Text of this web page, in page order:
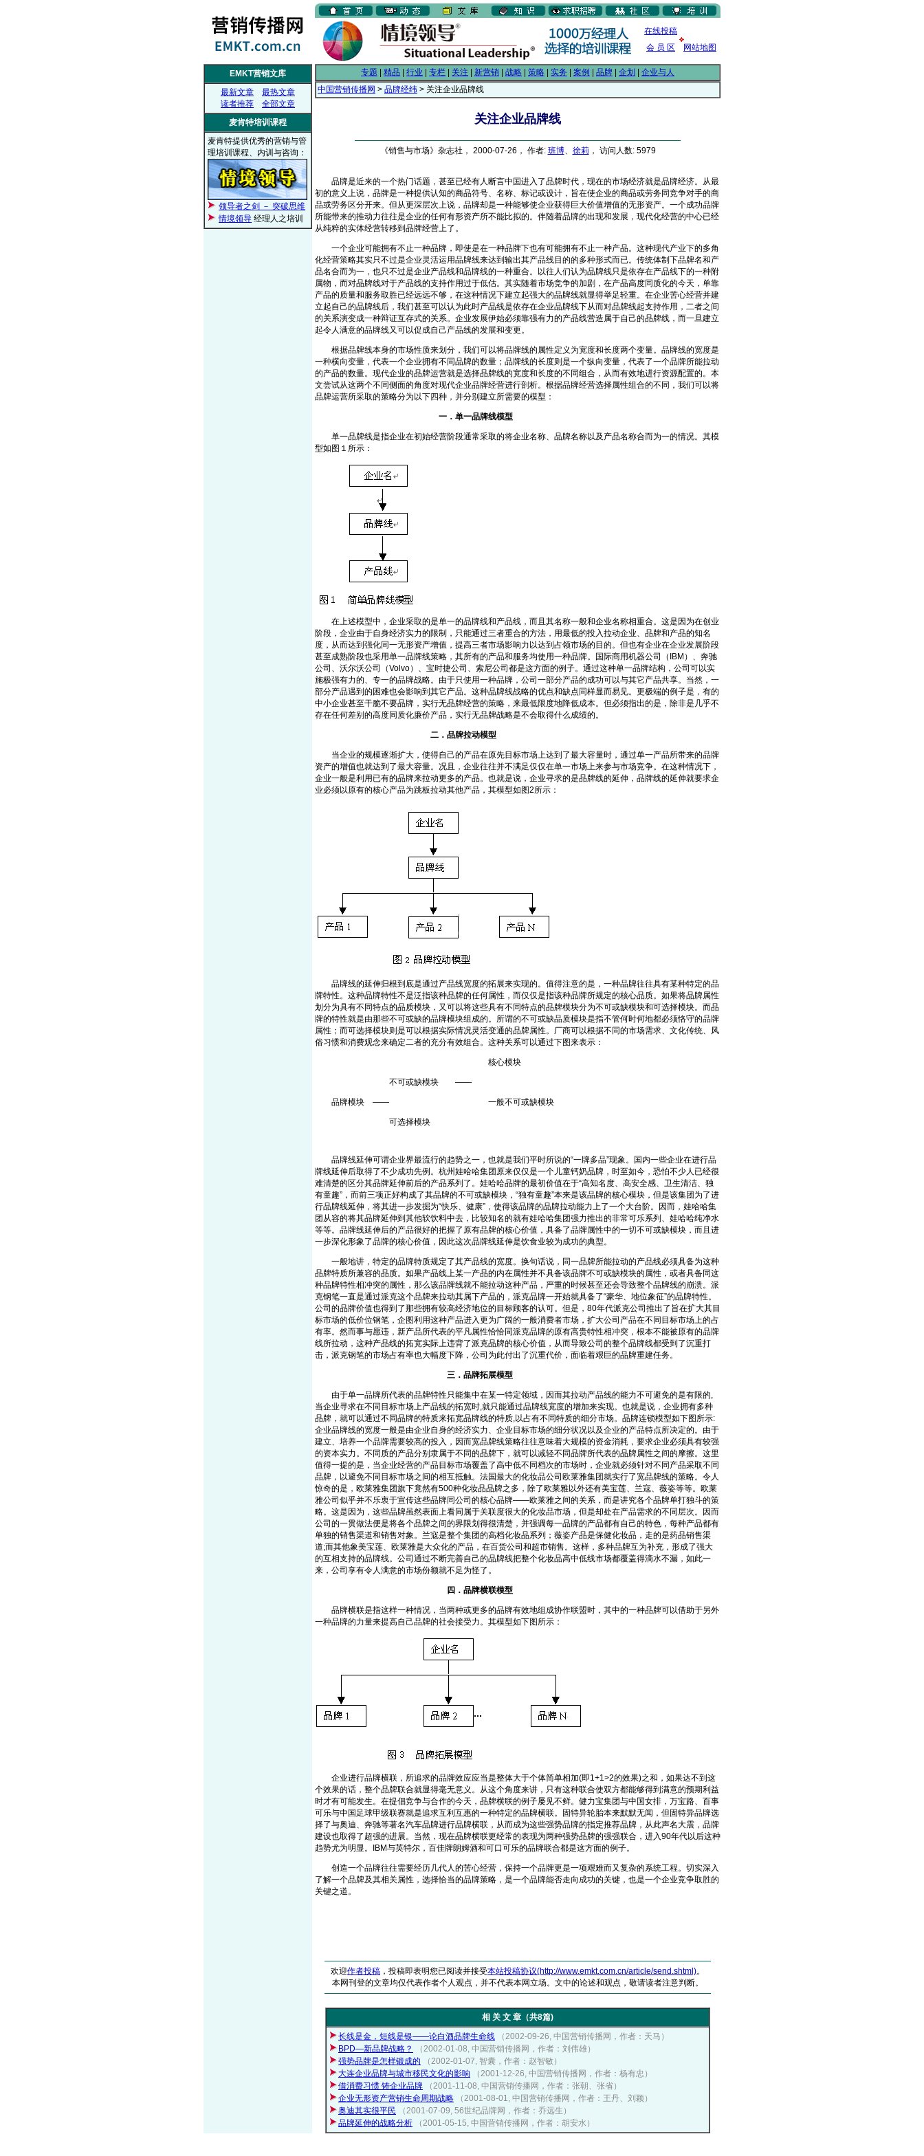
在线投稿
会 员 区
网站地图
EMKT营销文库
最新文章
最热文章
读者推荐
全部文章
麦肯特培训课程
麦肯特提供优秀的营销与管
理培训课程、内训与咨询：
领导者之剑 － 突破思维
情境领导 经理人之培训
专题 精品 行业 专栏 关注 新营销 战略 策略 实务 案例 品牌 企划
企业与人
中国营销传播网 > 品牌经纬 > 关注企业品牌线
关注企业品牌线
《销售与市场》杂志社， 2000-07-26， 作者: 班博、 徐莉 ， 访问人数: 5979
品牌是近来的一个热门话题，甚至已经有人断言中国进入了品牌时代，现在的市场经济就是品牌经济。从最
初的意义上说，品牌是一种提供认知的商品符号、名称、标记或设计，旨在使企业的商品或劳务同竞争对手的商
品或劳务区分开来。但从更深层次上说，品牌却是一种能够使企业获得巨大价值增值的无形资产。一个成功品牌
所能带来的推动力往往是企业的任何有形资产所不能比拟的。伴随着品牌的出现和发展，现代化经营的中心已经
从纯粹的实体经营转移到品牌经营上了。
一个企业可能拥有不止一种品牌，即使是在一种品牌下也有可能拥有不止一种产品。这种现代产业下的多角
化经营策略其实只不过是企业灵活运用品牌线来达到输出其产品线目的的多种形式而已。传统体制下品牌名和产
品名合而为一，也只不过是企业产品线和品牌线的一种重合。以往人们认为品牌线只是依存在产品线下的一种附
属物，而对品牌线对于产品线的支持作用过于低估。其实随着市场竞争的加剧，在产品高度同质化的今天，单靠
产品的质量和服务取胜已经远远不够，在这种情况下建立起强大的品牌线就显得举足轻重。在企业苦心经营并建
立起自己的品牌线后，我们甚至可以认为此时产品线是依存在企业品牌线下从而对品牌线起支持作用，二者之间
的关系演变成一种辩证互存式的关系。企业发展伊始必须靠强有力的产品线营造属于自己的品牌线，而一旦建立
起令人满意的品牌线又可以促成自己产品线的发展和变更。
根据品牌线本身的市场性质来划分，我们可以将品牌线的属性定义为宽度和长度两个变量。品牌线的宽度是
一种横向变量，代表一个企业拥有不同品牌的数量；品牌线的长度则是一个纵向变量，代表了一个品牌所能拉动
的产品的数量。现代企业的品牌运营就是选择品牌线的宽度和长度的不同组合，从而有效地进行资源配置的。本
文尝试从这两个不同侧面的角度对现代企业品牌经营进行剖析。根据品牌经营选择属性组合的不同，我们可以将
品牌运营所采取的策略分为以下四种，并分别建立所需要的模型：
一．单一品牌线模型
单一品牌线是指企业在初始经营阶段通常采取的将企业名称、品牌名称以及产品名称合而为一的情况。其模
型如图１所示：
在上述模型中，企业采取的是单一的品牌线和产品线，而且其名称一般和企业名称相重合。这是因为在创业
阶段，企业由于自身经济实力的限制，只能通过三者重合的方法，用最低的投入拉动企业、品牌和产品的知名
度，从而达到强化同一无形资产增值，提高三者市场影响力以达到占领市场的目的。但也有企业在企业发展阶段
甚至成熟阶段也采用单一品牌线策略，其所有的产品和服务均使用一种品牌。国际商用机器公司（IBM）、奔驰
公司、沃尔沃公司（Volvo）、宝时捷公司、索尼公司都是这方面的例子。通过这种单一品牌结构，公司可以实
施极强有力的、专一的品牌战略。由于只使用一种品牌，公司一部分产品的成功可以与其它产品共享。当然，一
部分产品遇到的困难也会影响到其它产品。这种品牌线战略的优点和缺点同样显而易见。更极端的例子是，有的
中小企业甚至干脆不要品牌，实行无品牌经营的策略，来最低限度地降低成本。但必须指出的是，除非是几乎不
存在任何差别的高度同质化廉价产品，实行无品牌战略是不会取得什么成绩的。
二．品牌拉动模型
当企业的规模逐渐扩大，使得自己的产品在原先目标市场上达到了最大容量时，通过单一产品所带来的品牌
资产的增值也就达到了最大容量。况且，企业往往并不满足仅仅在单一市场上来参与市场竞争。在这种情况下，
企业一般是利用已有的品牌来拉动更多的产品。也就是说，企业寻求的是品牌线的延伸，品牌线的延伸就要求企
业必须以原有的核心产品为跳板拉动其他产品，其模型如图2所示：
品牌线的延伸归根到底是通过产品线宽度的拓展来实现的。值得注意的是，一种品牌往往具有某种特定的品
牌特性。这种品牌特性不是泛指该种品牌的任何属性，而仅仅是指该种品牌所规定的核心品质。如果将品牌属性
划分为具有不同特点的品质模块，又可以将这些具有不同特点的品牌模块分为不可或缺模块和可选择模块。而品
牌的特性就是由那些不可或缺的品牌模块组成的。所谓的不可或缺品质模块是指不管何时何地都必须恪守的品牌
属性；而可选择模块则是可以根据实际情况灵活变通的品牌属性。厂商可以根据不同的市场需求、文化传统、风
俗习惯和消费观念来确定二者的充分有效组合。这种关系可以通过下图来表示：
核心模块
不可或缺模块 ——
品牌模块 —— 一般不可或缺模块
可选择模块
品牌线延伸可谓企业界最流行的趋势之一，也就是我们平时所说的“一牌多品”现象。国内一些企业在进行品
牌线延伸后取得了不少成功先例。杭州娃哈哈集团原来仅仅是一个儿童钙奶品牌，时至如今，恐怕不少人已经很
难清楚的区分其品牌延伸前后的产品系列了。娃哈哈品牌的最初价值在于“高知名度、高安全感、卫生清洁、独
有童趣”，而前三项正好构成了其品牌的不可或缺模块，“独有童趣”本来是该品牌的核心模块，但是该集团为了进
行品牌线延伸，将其进一步发掘为“快乐、健康”，使得该品牌的品牌拉动能力上了一个大台阶。因而，娃哈哈集
团从容的将其品牌延伸到其他软饮料中去，比较知名的就有娃哈哈集团强力推出的非常可乐系列、娃哈哈纯净水
等等。品牌线延伸后的产品很好的把握了原有品牌的核心价值，具备了品牌属性中的一切不可或缺模块，而且进
一步深化形象了品牌的核心价值，因此这次品牌线延伸是饮食业较为成功的典型。
一般地讲，特定的品牌特质规定了其产品线的宽度。换句话说，同一品牌所能拉动的产品线必须具备为这种
品牌特质所兼容的品质。如果产品线上某一产品的内在属性并不具备该品牌不可或缺模块的属性，或者具备同这
种品牌特性相冲突的属性，那么该品牌线就不能拉动这种产品，严重的时候甚至还会导致整个品牌线的崩溃。派
克钢笔一直是通过派克这个品牌来拉动其属下产品的，派克品牌一开始就具备了“豪华、地位象征”的品牌特性。
公司的品牌价值也得到了那些拥有较高经济地位的目标顾客的认可。但是，80年代派克公司推出了旨在扩大其目
标市场的低价位钢笔，企图利用这种产品进入更为广阔的一般消费者市场，扩大公司产品在不同目标市场上的占
有率。然而事与愿违，新产品所代表的平凡属性恰恰同派克品牌的原有高贵特性相冲突，根本不能被原有的品牌
线所拉动，这种产品线的拓宽实际上违背了派克品牌的核心价值，从而导致公司的整个品牌线都受到了沉重打
击，派克钢笔的市场占有率也大幅度下降，公司为此付出了沉重代价，面临着艰巨的品牌重建任务。
三．品牌拓展模型
由于单一品牌所代表的品牌特性只能集中在某一特定领域，因而其拉动产品线的能力不可避免的是有限的,
当企业寻求在不同目标市场上产品线的拓宽时,就只能通过品牌线宽度的增加来实现。也就是说，企业拥有多种
品牌，就可以通过不同品牌的特质来拓宽品牌线的特质,以占有不同特质的细分市场。品牌连锁模型如下图所示:
企业品牌线的宽度一般是由企业自身的经济实力、企业目标市场的细分状况以及企业的产品特点所决定的。由于
建立、培养一个品牌需要较高的投入，因而宽品牌线策略往往意味着大规模的资金消耗，要求企业必须具有较强
的资本实力。不同质的产品分别隶属于不同的品牌下，就可以减轻不同品牌所代表的品牌属性之间的摩擦。这里
值得一提的是，当企业经营的产品目标市场覆盖了高中低不同档次的市场时，企业就必须针对不同产品采取不同
品牌，以避免不同目标市场之间的相互抵触。法国最大的化妆品公司欧莱雅集团就实行了宽品牌线的策略。令人
惊奇的是，欧莱雅集团旗下竟然有500种化妆品品牌之多，除了欧莱雅以外还有美宝莲、兰寇、薇姿等等。欧莱
雅公司似乎并不乐衷于宣传这些品牌同公司的核心品牌——欧莱雅之间的关系，而是讲究各个品牌单打独斗的策
略。这是因为，这些品牌虽然表面上看同属于关联度很大的化妆品市场，但是却处在产品需求的不同层次。因而
公司的一贯做法便是将各个品牌之间的界限划得很清楚，并强调每一品牌的产品都有自己的特色，每种产品都有
单独的销售渠道和销售对象。兰寇是整个集团的高档化妆品系列；薇姿产品是保健化妆品，走的是药品销售渠
道;而其他象美宝莲、欧莱雅是大众化的产品，在百货公司和超市销售。这样，多种品牌互为补充，形成了强大
的互相支持的品牌线。公司通过不断完善自己的品牌线把整个化妆品高中低线市场都覆盖得滴水不漏，如此一
来，公司享有令人满意的市场份额就不足为怪了。
四．品牌横联模型
品牌横联是指这样一种情况，当两种或更多的品牌有效地组成协作联盟时，其中的一种品牌可以借助于另外
一种品牌的力量来提高自己品牌的社会接受力。其模型如下图所示：
企业进行品牌横联，所追求的品牌效应应当是整体大于个体简单相加(即1+1>2的效果)之和，如果达不到这
个效果的话，整个品牌联合就显得毫无意义。从这个角度来讲，只有这种联合使双方都能够得到满意的预期利益
时才有可能发生。在提倡竞争与合作的今天，品牌横联的例子屡见不鲜。健力宝集团与中国女排，万宝路、百事
可乐与中国足球甲级联赛就是追求互利互惠的一种特定的品牌横联。固特异轮胎本来默默无闻，但固特异品牌选
择了与奥迪、奔驰等著名汽车品牌进行品牌横联，从而成为这些强势品牌的指定推荐品牌，从此声名大震，品牌
建设也取得了超强的进展。当然，现在品牌横联更经常的表现为两种强势品牌的强强联合，进入90年代以后这种
趋势尤为明显。IBM与英特尔，百佳牌朗姆酒和可口可乐的品牌联合都是这方面的例子。
创造一个品牌往往需要经历几代人的苦心经营，保持一个品牌更是一项艰难而又复杂的系统工程。切实深入
了解一个品牌及其相关属性，选择恰当的品牌策略，是一个品牌能否走向成功的关键，也是一个企业竞争取胜的
关键之道。
欢迎作者投稿 ，投稿即表明您已阅读并接受本站投稿协议(http://www.emkt.com.cn/article/send.shtml)。
本网刊登的文章均仅代表作者个人观点，并不代表本网立场。文中的论述和观点，敬请读者注意判断。
相 关 文 章（共8篇)
长线是金，短线是银——论白酒品牌生命线
（2002-09-26, 中国营销传播网，作者：天马）
BPD—新品牌战略？
（2002-01-08, 中国营销传播网，作者：刘伟雄）
强势品牌是怎样锻成的
（2002-01-07, 智囊，作者：赵智敏）
大连企业品牌与城市移民文化的影响
（2001-12-26, 中国营销传播网，作者：杨有忠）
借消费习惯 铸企业品牌
（2001-11-08, 中国营销传播网，作者：张朝、张省）
企业无形资产营销生命周期战略
（2001-08-01, 中国营销传播网，作者：王丹、刘颖）
奥迪其实很平民
（2001-07-09, 56世纪品牌网，作者：乔远生）
品牌延伸的战略分析
（2001-05-15, 中国营销传播网，作者：胡安水）